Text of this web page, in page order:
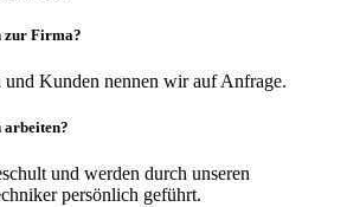
zur Firma?
und Kunden nennen wir auf Anfrage.
arbeiten?
und werden durch unseren
persönlich geführt.